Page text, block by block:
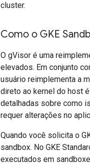
cluster.
Como o GKE
O gVisor é uma
elevados. Em conjunto
usuário reimplementa a
direto ao kernel do host
detalhadas sobre como
requer alterações no
Quando você solicita o
sandbox. No GKE
executados em